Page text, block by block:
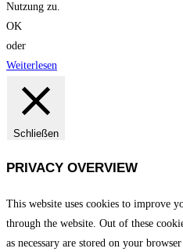
Nutzung zu.
OK
oder
Weiterlesen
Schließen
PRIVACY OVERVIEW
This website uses cookies to improve
through the website. Out of these
as necessary are stored on your